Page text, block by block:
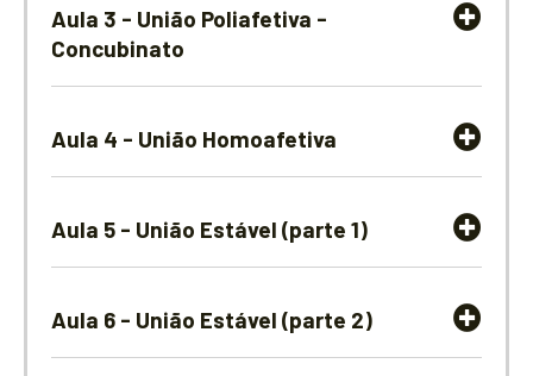
Aula 3 - União Poliafetiva -
Concubinato
Aula 4 - União Homoafetiva
Aula 5 - União Estável (parte 1)
Aula 6 - União Estável (parte 2)